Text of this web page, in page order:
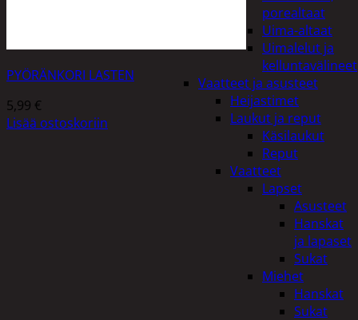
porealtaat
Uima-altaat
Uimalelut ja
kelluntavälineet
Vaatteet ja asusteet
Heijastimet
Laukut ja reput
Käsilaukut
Reput
Vaatteet
Lapset
Asusteet
Hanskat
ja lapaset
Sukat
Miehet
Hanskat
Sukat
PYÖRÄNKORI LASTEN
5,99 €
Lisää ostoskoriin